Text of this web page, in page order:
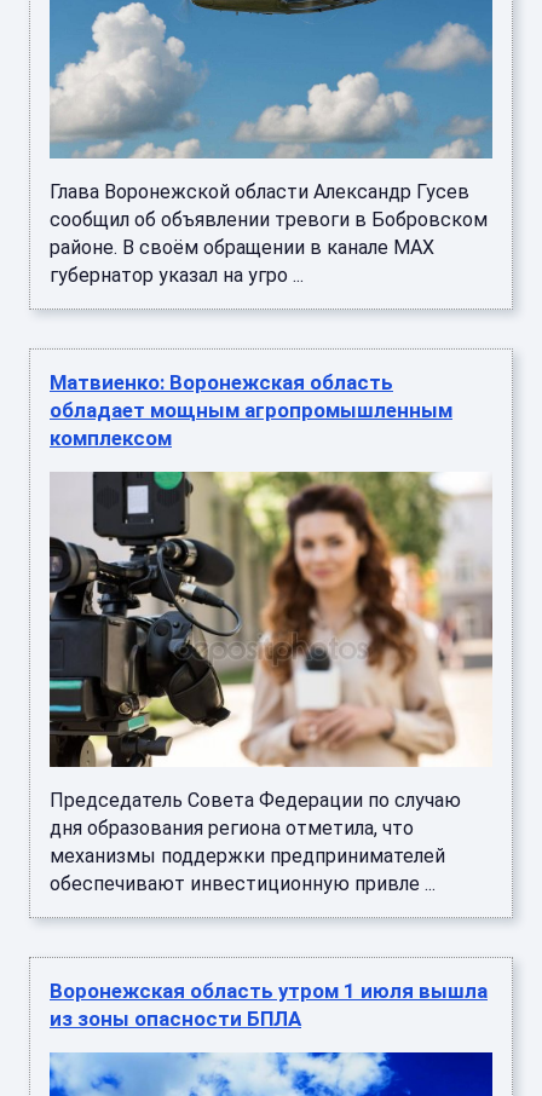
Глава Воронежской области Александр Гусев
сообщил об объявлении тревоги в Бобровском
районе. В своём обращении в канале MAX
губернатор указал на угро ...
Матвиенко: Воронежская область
обладает мощным агропромышленным
комплексом
Председатель Совета Федерации по случаю
дня образования региона отметила, что
механизмы поддержки предпринимателей
обеспечивают инвестиционную привле ...
Воронежская область утром 1 июля вышла
из зоны опасности БПЛА